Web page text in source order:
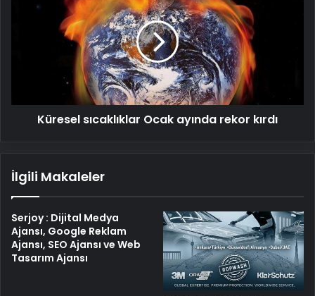
Küresel sıcaklıklar Ocak ayında rekor kırdı
İlgili Makaleler
Serjoy : Dijital Medya
Ajansı, Google Reklam
Ajansı, SEO Ajansı ve Web
Tasarım Ajansı